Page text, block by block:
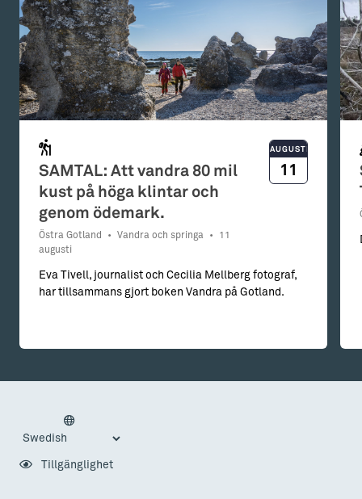
SAMTAL: Att vandra 80 mil
kust på höga klintar och
genom ödemark.
Östra Gotland • Vandra och springa •
11
augusti
AUGUSTI
11
Eva Tivell, journalist och Cecilia Mellberg fotograf,
har tillsammans gjort boken Vandra på Gotland.
Tillgänglighet